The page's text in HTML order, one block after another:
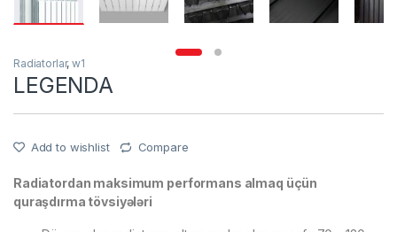
Radiatorlar,w1
LEGENDA
Add to wishlist Compare
Radiatordan maksimum performans almaq üçün
quraşdırma tövsiyələri